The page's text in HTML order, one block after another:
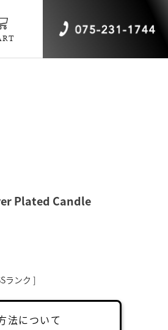
Plated Candle
ランク
法について